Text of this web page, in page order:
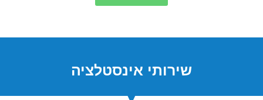
שירותי אינסטלציה